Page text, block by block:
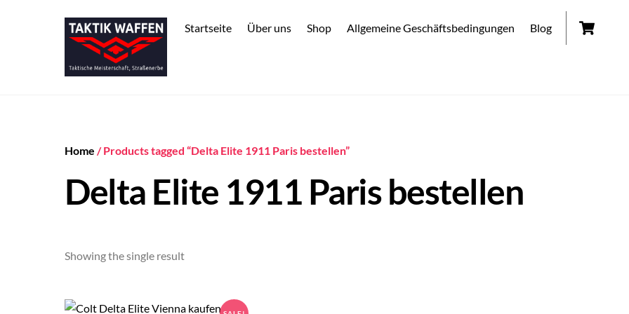
Startseite Über uns Shop Allgemeine Geschäftsbedingungen Blog
Home / Products tagged “Delta Elite 1911 Paris bestellen”
Delta Elite 1911 Paris bestellen
Showing the single result